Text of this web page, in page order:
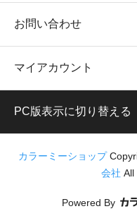
お問い合わせ
マイアカウント
PC版表示に切り替える
カラーミーショップ
会社 All
Powered By